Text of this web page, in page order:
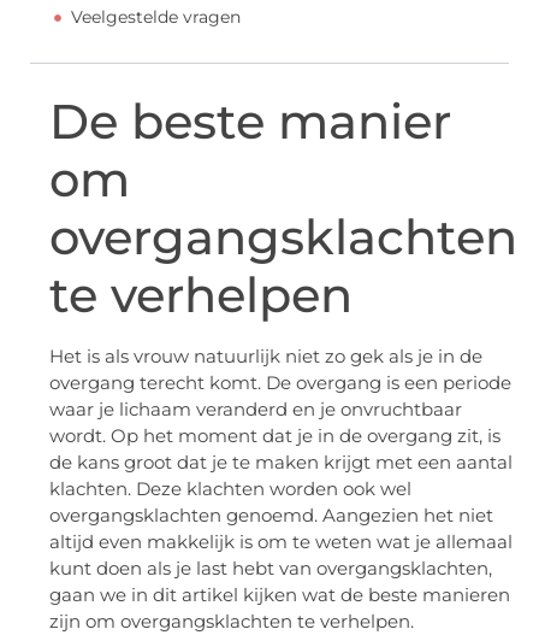
Veelgestelde vragen
De beste manier
om
overgangsklachten
te verhelpen
Het is als vrouw natuurlijk niet zo gek als je in de
overgang terecht komt. De overgang is een periode
waar je lichaam veranderd en je onvruchtbaar
wordt. Op het moment dat je in de overgang zit, is
de kans groot dat je te maken krijgt met een aantal
klachten. Deze klachten worden ook wel
overgangsklachten genoemd. Aangezien het niet
altijd even makkelijk is om te weten wat je allemaal
kunt doen als je last hebt van overgangsklachten,
gaan we in dit artikel kijken wat de beste manieren
zijn om overgangsklachten te verhelpen.